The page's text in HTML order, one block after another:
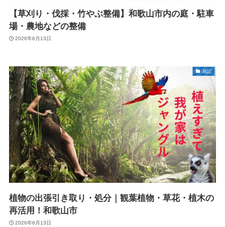
【草刈り・伐採・竹やぶ整備】和歌山市内の庭・駐車
場・農地などの整備
2026年6月13日
雑記
植物の出張引き取り・処分｜観葉植物・草花・植木の
再活用！和歌山市
2026年6月13日